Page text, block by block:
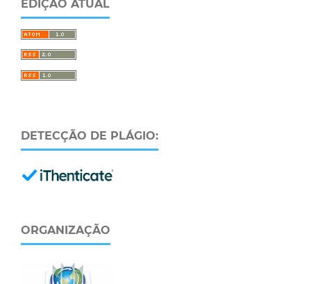
EDIÇÃO ATUAL
DETECÇÃO DE PLÁGIO:
ORGANIZAÇÃO